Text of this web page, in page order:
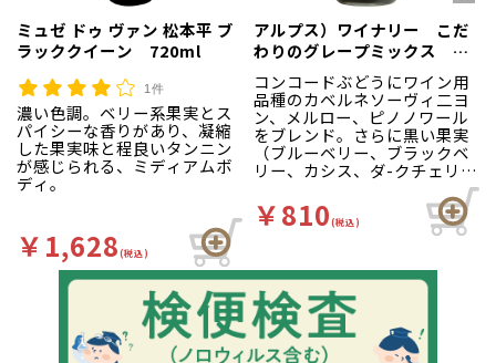
ミュゼ ドゥ ヴァン 松本平 ブ
ラッククイーン 720ml
1件
濃い色調。ベリー系果実とス
パイシーな香りがあり、凝縮
した果実味と程良いタンニン
が感じられる、ミディアムボ
ディ。
￥1,628(税込)
アルプス）ワイナリー こだ
わりのグレープミックス 黒
の果実 １Ｌ
コンコードぶどうにワイン用
品種のカベルネソーヴィ二ヨ
ン、メルロー、ピノノワール
をブレンド。さらに黒い果実
（ブルーベリー、ブラックベ
リー、カシス、ダ-クチェリ
ー）をブレンド。
コクのあるぶどうジュースに
さらに黒い果実のコクと酸味
ワインを思わせる複雑味をお
楽しみいただけます。
￥810(税込)